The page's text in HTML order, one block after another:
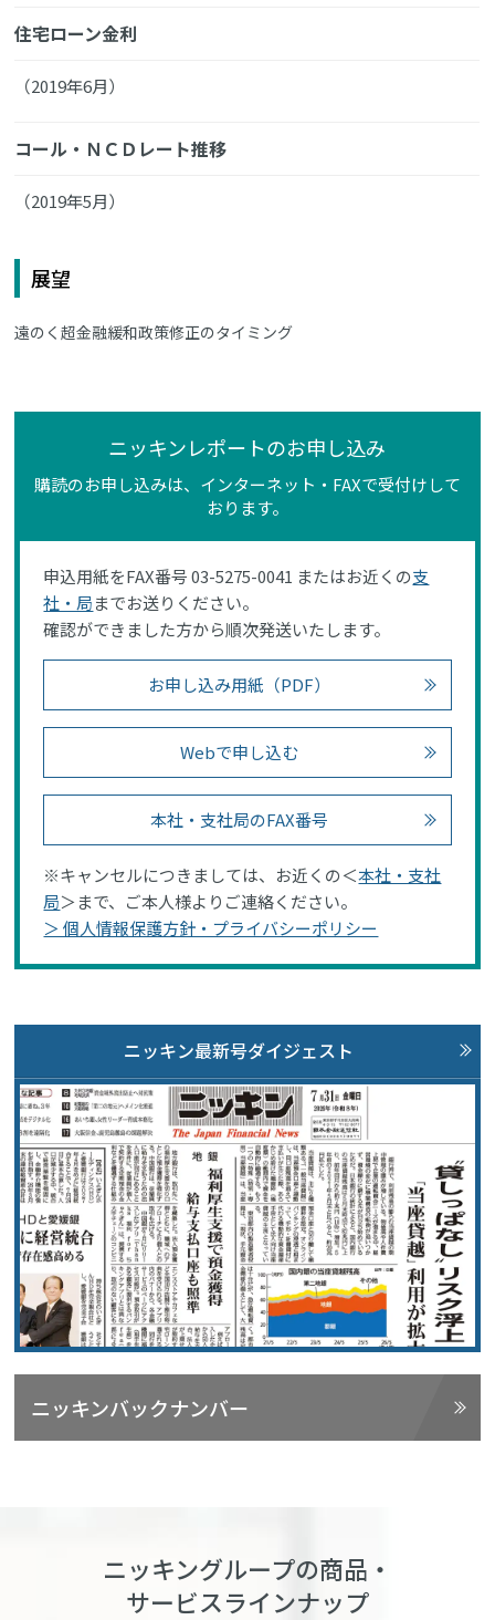
住宅ローン金利
（2019年6月）
コール・ＮＣＤレート推移
（2019年5月）
展望
遠のく超金融緩和政策修正のタイミング
ニッキンレポートのお申し込み
購読のお申し込みは、インターネット・FAXで受付けして
おります。
申込用紙をFAX番号 03-5275-0041 またはお近くの支
社・局までお送りください。
確認ができました方から順次発送いたします。
お申し込み用紙（PDF）
Webで申し込む
本社・支社局のFAX番号
※キャンセルにつきましては、お近くの＜本社・支社
局＞まで、ご本人様よりご連絡ください。
＞ 個人情報保護方針・プライバシーポリシー
ニッキン最新号ダイジェスト
ニッキンバックナンバー
ニッキングループの商品・
サービスラインナップ